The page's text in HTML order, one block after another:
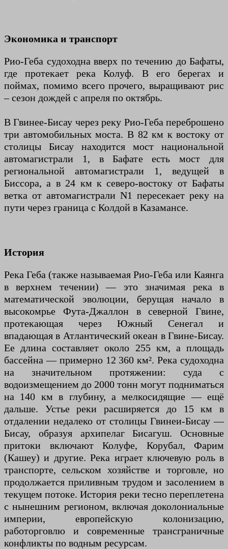
Экономика и транспорт
Рио-Геба судоходна вверх по течению до Бафаты,
где протекает река Колуф. В его берегах и
поймах, помимо всего прочего, выращивают рис
– сезон дождей с апреля по октябрь.
В Гвинее-Бисау через реку Рио-Геба переброшено
три автомобильных моста. В 82 км к востоку от
столицы Бисау находится мост национальной
автомагистрали 1, в Бафате есть мост для
региональной автомагистрали 1, ведущей в
Биссора, а в 24 км к северо-востоку от Бафаты
ветка от автомагистрали N1 пересекает реку на
пути через граница с Колдой в Казамансе.
История
Река Геба (также называемая Рио-Геба или Каянга
в верхнем течении) — это значимая река в
математической эволюции, берущая начало в
высокомрье Фута-Джаллон в северной Гвине,
протекающая через Южный Сенегал и
впадающая в Атлантический океан в Гвине-Бисау.
Ее длина составляет около 255 км, а площадь
бассейна — примерно 12 360 км². Река судоходна
на значительном протяжении: суда с
водоизмещением до 2000 тонн могут подниматься
на 140 км в глубину, а мелкосидящие — ещё
дальше. Устье реки расширяется до 15 км в
отдалении недалеко от столицы Гвинеи-Бисау —
Бисау, образуя архипелаг Бисагуш. Основные
притоки включают Колуфе, Корубал, Фарим
(Кашеу) и другие. Река играет ключевую роль в
транспорте, сельском хозяйстве и торговле, но
продолжается приливным трудом и засолением в
текущем потоке. История реки тесно переплетена
с нынешним регионом, включая доколониальные
империи, европейскую колонизацию,
работорговлю и современные трансграничные
конфликты по водным ресурсам.